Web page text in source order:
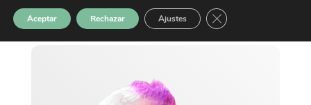
Aceptar Rechazar Ajustes Cerrar el banner de